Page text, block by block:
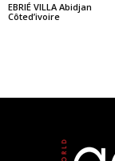
EBRIÉ VILLA Abidjan
Côted’ivoire